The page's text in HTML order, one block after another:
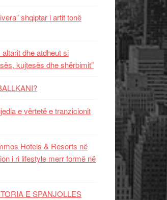
shqiptar i artit tonë
dhe atdheut si
kujtesës dhe shërbimit”
e vërtetë e tranzicionit
Hotels & Resorts në
i ri lifestyle merr formë në
E SPANJOLLES